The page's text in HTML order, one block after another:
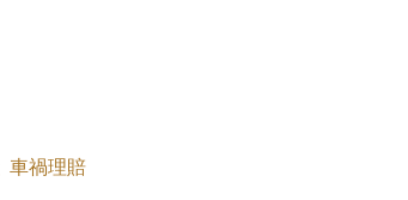
車禍理賠